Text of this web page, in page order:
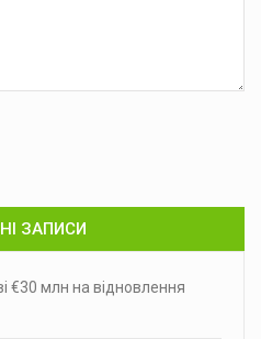
ЗАПИСИ
€30 млн на відновлення